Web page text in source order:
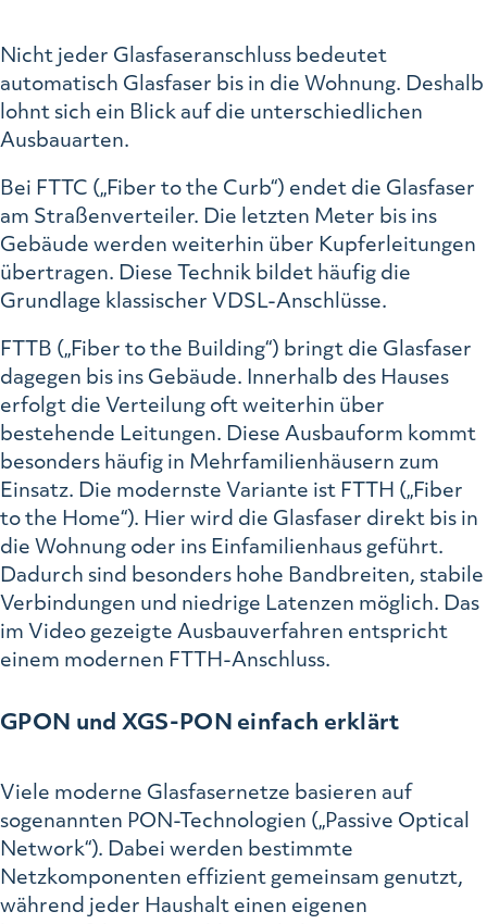
Nicht jeder Glasfaseranschluss bedeutet
automatisch Glasfaser bis in die Wohnung. Deshalb
lohnt sich ein Blick auf die unterschiedlichen
Ausbauarten.
Bei FTTC („Fiber to the Curb“) endet die Glasfaser
am Straßenverteiler. Die letzten Meter bis ins
Gebäude werden weiterhin über Kupferleitungen
übertragen. Diese Technik bildet häufig die
Grundlage klassischer VDSL-Anschlüsse.
FTTB („Fiber to the Building“) bringt die Glasfaser
dagegen bis ins Gebäude. Innerhalb des Hauses
erfolgt die Verteilung oft weiterhin über
bestehende Leitungen. Diese Ausbauform kommt
besonders häufig in Mehrfamilienhäusern zum
Einsatz. Die modernste Variante ist FTTH („Fiber
to the Home“). Hier wird die Glasfaser direkt bis in
die Wohnung oder ins Einfamilienhaus geführt.
Dadurch sind besonders hohe Bandbreiten, stabile
Verbindungen und niedrige Latenzen möglich. Das
im Video gezeigte Ausbauverfahren entspricht
einem modernen FTTH-Anschluss.
GPON und XGS-PON einfach erklärt
Viele moderne Glasfasernetze basieren auf
sogenannten PON-Technologien („Passive Optical
Network“). Dabei werden bestimmte
Netzkomponenten effizient gemeinsam genutzt,
während jeder Haushalt einen eigenen